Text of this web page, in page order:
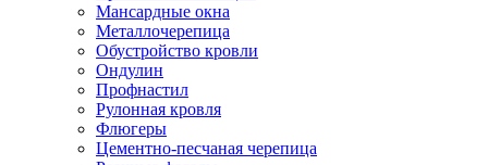
Мансардные окна
Металлочерепица
Обустройство кровли
Ондулин
Профнастил
Рулонная кровля
Флюгеры
Цементно-песчаная черепица